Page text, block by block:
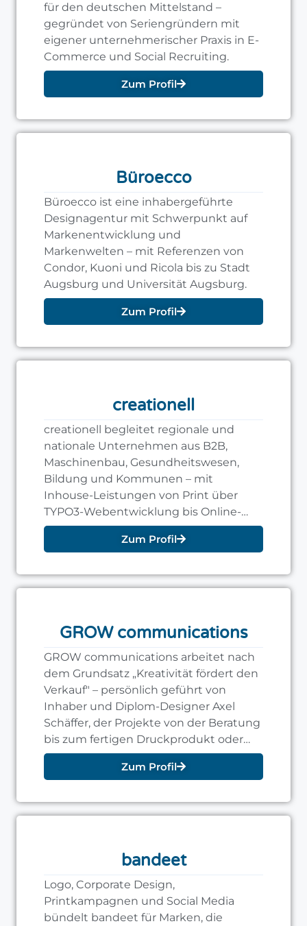
für den deutschen Mittelstand –
gegründet von Seriengründern mit
eigener unternehmerischer Praxis in E-
Commerce und Social Recruiting.
Zum Profil
Büroecco
Büroecco ist eine inhabergeführte
Designagentur mit Schwerpunkt auf
Markenentwicklung und
Markenwelten – mit Referenzen von
Condor, Kuoni und Ricola bis zu Stadt
Augsburg und Universität Augsburg.
Zum Profil
creationell
creationell begleitet regionale und
nationale Unternehmen aus B2B,
Maschinenbau, Gesundheitswesen,
Bildung und Kommunen – mit
Inhouse-Leistungen von Print über
TYPO3-Webentwicklung bis Online-
Marketing aus einer Hand.
Zum Profil
GROW communications
GROW communications arbeitet nach
dem Grundsatz „Kreativität fördert den
Verkauf" – persönlich geführt von
Inhaber und Diplom-Designer Axel
Schäffer, der Projekte von der Beratung
bis zum fertigen Druckprodukt oder
der Website begleitet.
Zum Profil
bandeet
Logo, Corporate Design,
Printkampagnen und Social Media
bündelt bandeet für Marken, die